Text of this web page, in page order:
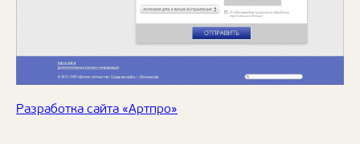
Разработка сайта «Артпро»